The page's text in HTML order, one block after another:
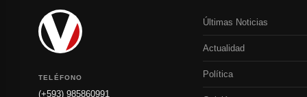
TELÉFONO
(+593) 985860991
Últimas Noticias
Actualidad
Política